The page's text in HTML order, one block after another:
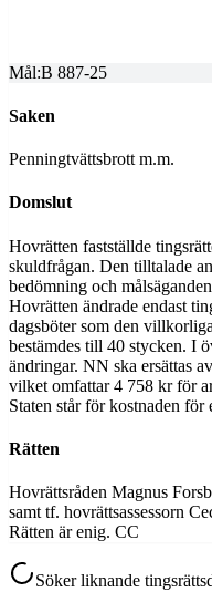
Mål:B 887-25
Saken
Penningtvättsbrott m.m.
Domslut
Hovrätten fastställde
skuldfrågan. Den tilltalade
bedömning och
Hovrätten ändrade endast
dagsböter som den
bestämdes till 40 stycken. I
ändringar. NN ska ersättas
vilket omfattar 4 758 kr för
Staten står för kostnaden för
Rätten
Hovrättsråden Magnus
samt tf. hovrättsassessorn
Rätten är enig. CC
Söker liknande